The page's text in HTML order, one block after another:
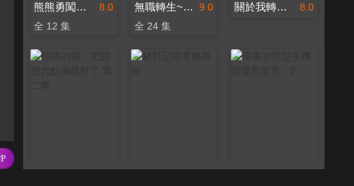
8.0
熊熊勇闖異世界 PUNCH！
全 12 集
9.0
無職轉生~到了異世界就拿出真本事~ 第二季
全 24 集
8.0
關於我轉生變成史萊姆這檔事 劇場版 紅蓮之絆篇